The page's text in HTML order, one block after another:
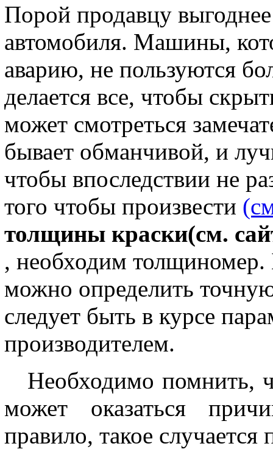
Порой продавцу
автомобиля. Машины,
аварию, не пользуются
делается все, чтобы
может смотреться
бывает обманчивой, и
чтобы впоследствии не
того чтобы произвести
толщины краски(см.
, необходим толщиномер.
можно определить
следует быть в курсе
производителем.
Необходимо помнить,
может оказаться
правило, такое